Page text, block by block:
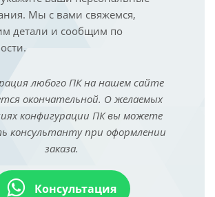
Мы с вами свяжемся,
детали и сообщим по
любого ПК на нашем сайте
окончательной. О желаемых
конфигурации ПК вы можете
консультанту при оформлении
заказа.
Консультация